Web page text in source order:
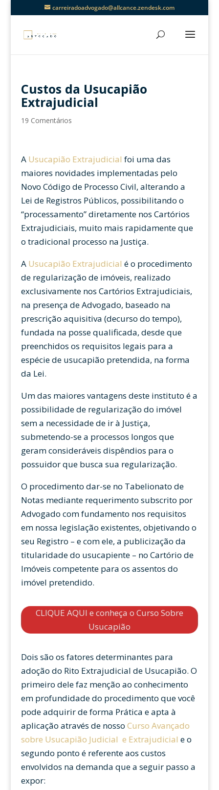
carreiradoadvogado@allcance.zendesk.com
Custos da Usucapião
Extrajudicial
19 Comentários
A Usucapião Extrajudicial foi uma das
maiores novidades implementadas pelo
Novo Código de Processo Civil, alterando a
Lei de Registros Públicos, possibilitando o
“processamento” diretamente nos Cartórios
Extrajudiciais, muito mais rapidamente que
o tradicional processo na Justiça.
A Usucapião Extrajudicial é o procedimento
de regularização de imóveis, realizado
exclusivamente nos Cartórios Extrajudiciais,
na presença de Advogado, baseado na
prescrição aquisitiva (decurso do tempo),
fundada na posse qualificada, desde que
preenchidos os requisitos legais para a
espécie de usucapião pretendida, na forma
da Lei.
Um das maiores vantagens deste instituto é a
possibilidade de regularização do imóvel
sem a necessidade de ir à Justiça,
submetendo-se a processos longos que
geram consideráveis dispêndios para o
possuidor que busca sua regularização.
O procedimento dar-se no Tabelionato de
Notas mediante requerimento subscrito por
Advogado com fundamento nos requisitos
em nossa legislação existentes, objetivando o
seu Registro – e com ele, a publicização da
titularidade do usucapiente – no Cartório de
Imóveis competente para os assentos do
imóvel pretendido.
CLIQUE AQUI e conheça o Curso Sobre
Usucapião
Dois são os fatores determinantes para
adoção do Rito Extrajudicial de Usucapião. O
primeiro dele faz menção ao conhecimento
em profundidade do procedimento que você
pode adquirir de forma Prática e apta à
aplicação através de nosso Curso Avançado
sobre Usucapião Judicial e Extrajudicial e o
segundo ponto é referente aos custos
envolvidos na demanda que a seguir passo a
expor: